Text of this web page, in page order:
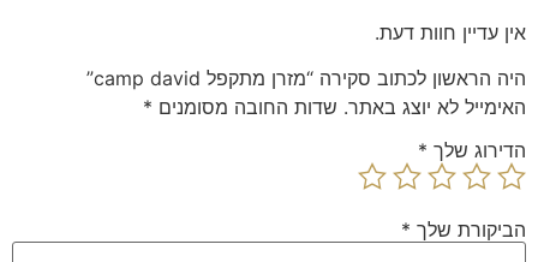
אין עדיין חוות דעת.
היה הראשון לכתוב סקירה “מזרן מתקפל camp david”
האימייל לא יוצג באתר. שדות החובה מסומנים *
הדירוג שלך *
הביקורת שלך *